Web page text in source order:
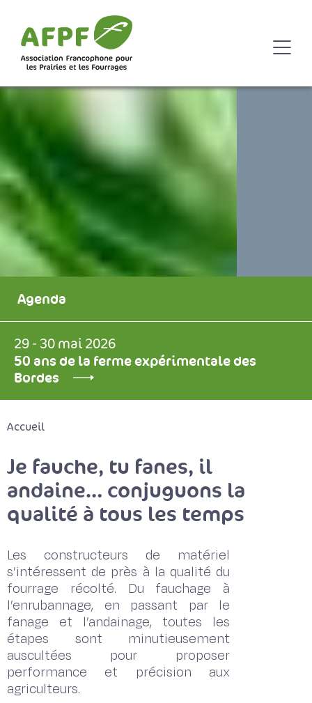
Agenda
29 - 30 mai 2026
50 ans de la ferme expérimentale des
Bordes
Accueil
Je fauche, tu fanes, il
andaine… conjuguons la
qualité à tous les temps
Les constructeurs de matériel
s’intéressent de près à la qualité du
fourrage récolté. Du fauchage à
l’enrubannage, en passant par le
fanage et l’andainage, toutes les
étapes sont minutieusement
auscultées pour proposer
performance et précision aux
agriculteurs.